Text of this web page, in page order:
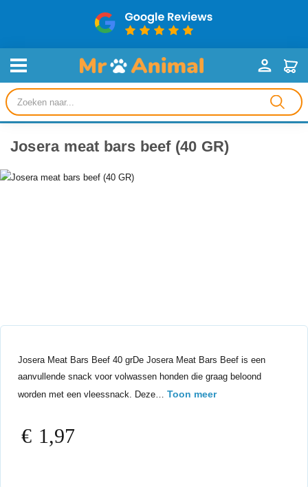
Producten
zoeken
Josera meat bars beef (40 GR)
Josera Meat Bars Beef 40 grDe Josera Meat Bars Beef is een
aanvullende snack voor volwassen honden die graag beloond
worden met een vleessnack. Deze… Toon meer
€ 1,97